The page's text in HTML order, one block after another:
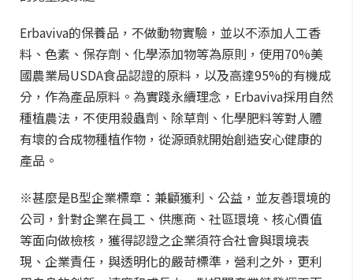
Erbaviva的保養品，不做動物實驗，並以不添加人工香
料、色素、保存劑、化學添加物等為原則，使用70%美
國農業局USDA食品認證的原料，以及高達95%的有機成
分，作為產品原料。為實踐永續理念，Erbaviva採用自然
種植農法，不使用殺蟲劑、除草劑、化學肥料等對人體
有壞的合成物種植作物，從源頭就開始創造安心健康的
產品。
※甚麼是B型企業標章：兼顧獲利、公益，並友善環境的
公司，針對企業在員工、供應商、社區環境、核心價值
等面向做檢核，獲得認證之企業須符合社會與環境表
現、企業責任，與透明化的嚴苛標準，營利之外，更利